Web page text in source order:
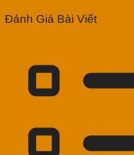
Đánh Giá Bài Viết